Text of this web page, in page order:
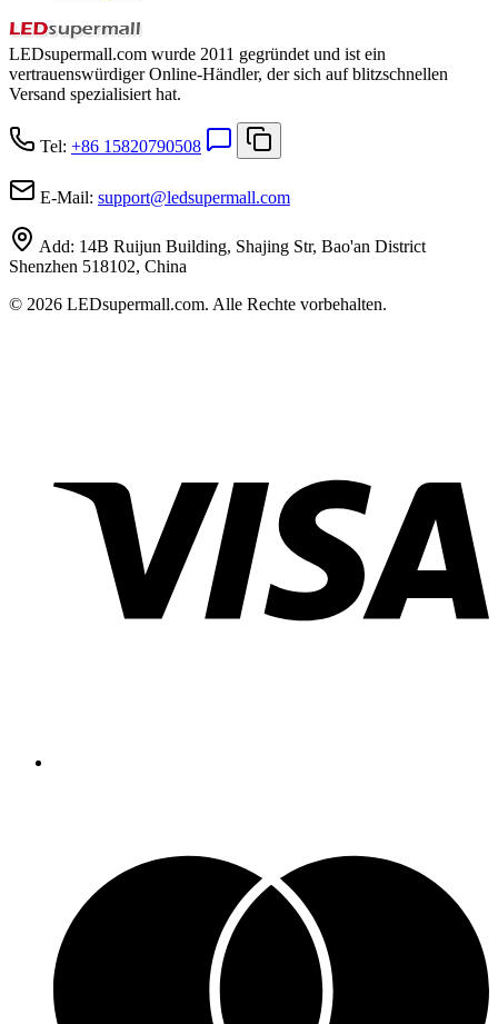
LEDsupermall.com wurde 2011 gegründet und ist ein
vertrauenswürdiger Online-Händler, der sich auf blitzschnellen
Versand spezialisiert hat.
Tel: +86 15820790508
E-Mail: support@ledsupermall.com
Add: 14B Ruijun Building, Shajing Str, Bao'an District
Shenzhen 518102, China
© 2026 LEDsupermall.com. Alle Rechte vorbehalten.